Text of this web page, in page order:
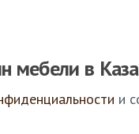
мебели в
и